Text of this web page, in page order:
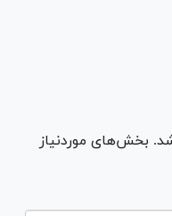
بخش‌های موردنیاز